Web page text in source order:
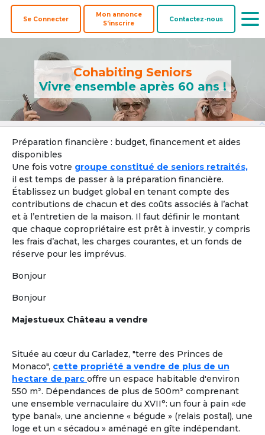
Se Connecter
Mon annonce
S'inscrire
Contactez-nous
Cohabiting Seniors
Vivre ensemble après 60 ans !
Préparation financière : budget, financement et aides
disponibles
Une fois votre groupe constitué de seniors retraités,
il est temps de passer à la préparation financière.
Établissez un budget global en tenant compte des
contributions de chacun et des coûts associés à l’achat
et à l’entretien de la maison. Il faut définir le montant
que chaque copropriétaire est prêt à investir, y compris
les frais d’achat, les charges courantes, et un fonds de
réserve pour les imprévus.
Bonjour
Bonjour
Majestueux Château a vendre
Située au cœur du Carladez, "terre des Princes de
Monaco", cette propriété a vendre de plus de un
hectare de parc offre un espace habitable d'environ
550 m². Dépendances de plus de 500m² comprenant
une ensemble vernaculaire du XVII°: un four à pain «de
type banal», une ancienne « bégude » (relais postal), une
loge et un « sécadou » aménagé en gîte indépendant.
Colocataires
Offre une
colocation
acheteurs
Biens à
coacheter
Pays ?
Localisation par ville, département ou région
Ville, département, région
Formules adaptées à la cohabitation
1 Location dans une Maison Partagée et Solidaire
taille humaine oucolocation chez un senior, pour une
retraite paisible, en adoptantun mode de vie collectif
ou chaque retraité a son rôle à jouer.Les colocataires
seniors n’y sont pas « accueillis », ils sont réellement
chez eux !